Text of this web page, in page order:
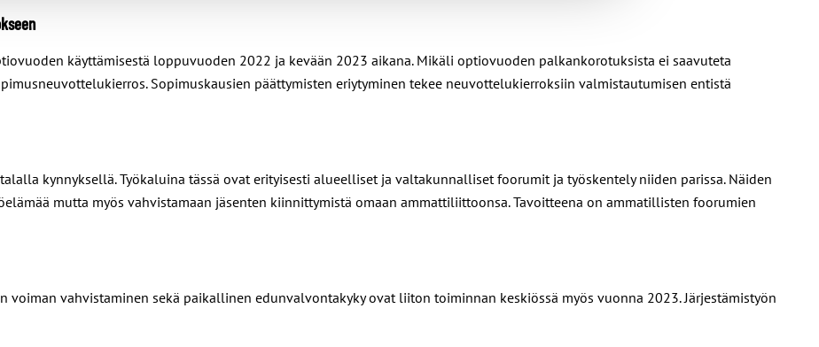
käyttämisestä loppuvuoden 2022 ja kevään 2023 aikana. Mikäli optiovuoden palkankorotuksista ei saavuteta
Sopimuskausien päättymisten eriytyminen tekee neuvottelukierroksiin valmistautumisen entistä
kynnyksellä. Työkaluina tässä ovat erityisesti alueelliset ja valtakunnalliset foorumit ja työskentely niiden parissa. Näiden
mutta myös vahvistamaan jäsenten kiinnittymistä omaan ammattiliittoonsa. Tavoitteena on ammatillisten foorumien
voiman vahvistaminen sekä paikallinen edunvalvontakyky ovat liiton toiminnan keskiössä myös vuonna 2023. Järjestämistyön